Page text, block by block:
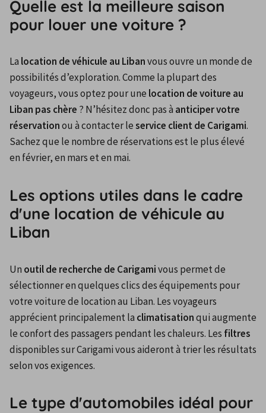
Quelle est la meilleure saison
pour louer une voiture ?
La location de véhicule au Liban vous ouvre un monde de
possibilités d’exploration. Comme la plupart des
voyageurs, vous optez pour une location de voiture au
Liban pas chère ? N’hésitez donc pas à anticiper votre
réservation ou à contacter le service client de Carigami.
Sachez que le nombre de réservations est le plus élevé
en février, en mars et en mai.
Les options utiles dans le cadre
d'une location de véhicule au
Liban
Un outil de recherche de Carigami vous permet de
sélectionner en quelques clics des équipements pour
votre voiture de location au Liban. Les voyageurs
apprécient principalement la climatisation qui augmente
le confort des passagers pendant les chaleurs. Les filtres
disponibles sur Carigami vous aideront à trier les résultats
selon vos exigences.
Le type d'automobiles idéal pour